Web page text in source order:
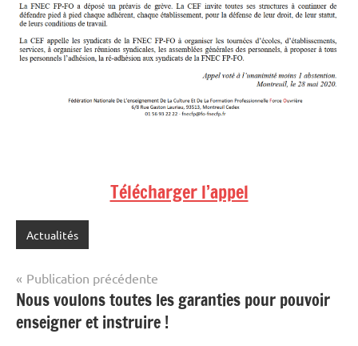
Télécharger l’appel
Actualités
Navigation
de
l’article
Publication précédente
Nous voulons toutes les garanties pour pouvoir
enseigner et instruire !